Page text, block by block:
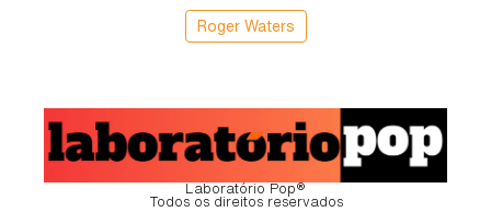
Roger Waters
Laboratório Pop®
Todos os direitos reservados